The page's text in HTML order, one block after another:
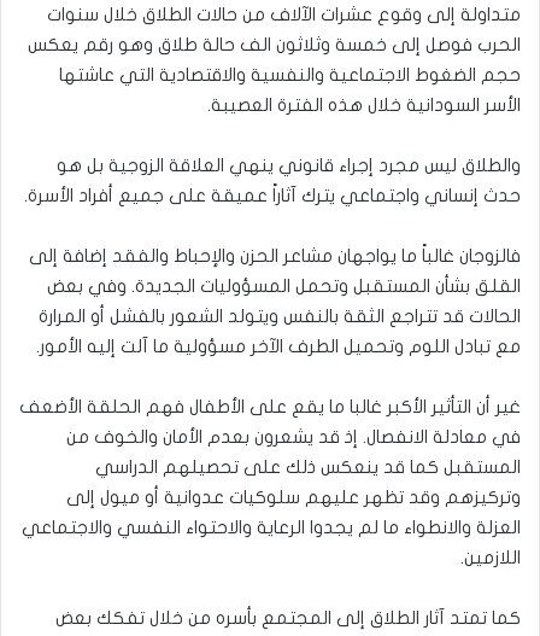
متداولة إلى وقوع عشرات الآلاف من حالات الطلاق خلال سنوات
الحرب فوصل إلى خمسة وثلاثون الف حالة طلاق وهو رقم يعكس
حجم الضغوط الاجتماعية والنفسية والاقتصادية التي عاشتها
الأسر السودانية خلال هذه الفترة العصيبة.
والطلاق ليس مجرد إجراء قانوني ينهي العلاقة الزوجية بل هو
حدث إنساني واجتماعي يترك آثاراً عميقة على جميع أفراد الأسرة.
فالزوجان غالباً ما يواجهان مشاعر الحزن والإحباط والفقد إضافة إلى
القلق بشأن المستقبل وتحمل المسؤوليات الجديدة. وفي بعض
الحالات قد تتراجع الثقة بالنفس ويتولد الشعور بالفشل أو المرارة
مع تبادل اللوم وتحميل الطرف الآخر مسؤولية ما آلت إليه الأمور.
غير أن التأثير الأكبر غالبا ما يقع على الأطفال فهم الحلقة الأضعف
في معادلة الانفصال. إذ قد يشعرون بعدم الأمان والخوف من
المستقبل كما قد ينعكس ذلك على تحصيلهم الدراسي
وتركيزهم وقد تظهر عليهم سلوكيات عدوانية أو ميول إلى
العزلة والانطواء ما لم يجدوا الرعاية والاحتواء النفسي والاجتماعي
اللازمين.
كما تمتد آثار الطلاق إلى المجتمع بأسره من خلال تفكك بعض